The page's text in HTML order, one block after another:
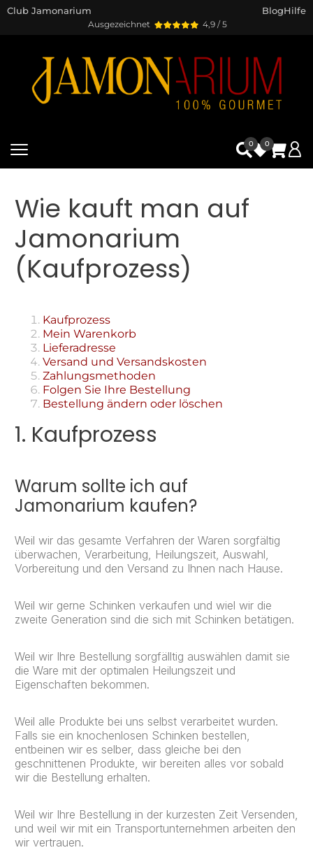
Ausgezeichnet 4,9 / 5
Club Jamonarium BlogHilfe
0 0
Wie kauft man auf
Jamonarium
(Kaufprozess)
Kaufprozess
Mein Warenkorb
Lieferadresse
Versand und Versandskosten
Zahlungsmethoden
Folgen Sie Ihre Bestellung
Bestellung ändern oder löschen
1. Kaufprozess
Warum sollte ich auf
Jamonarium kaufen?
Weil wir das gesamte Verfahren der Waren sorgfältig
überwachen, Verarbeitung, Heilungszeit, Auswahl,
Vorbereitung und den Versand zu Ihnen nach Hause.
Weil wir gerne Schinken verkaufen und wiel wir die
zweite Generation sind die sich mit Schinken betätigen.
Weil wir Ihre Bestellung sorgfälltig auswählen damit sie
die Ware mit der optimalen Heilungszeit und
Eigenschaften bekommen.
Weil alle Produkte bei uns selbst verarbeitet wurden.
Falls sie ein knochenlosen Schinken bestellen,
entbeinen wir es selber, dass gleiche bei den
geschnittenen Produkte, wir bereiten alles vor sobald
wir die Bestellung erhalten.
Weil wir Ihre Bestellung in der kurzesten Zeit Versenden,
und weil wir mit ein Transportunternehmen arbeiten den
wir vertrauen.